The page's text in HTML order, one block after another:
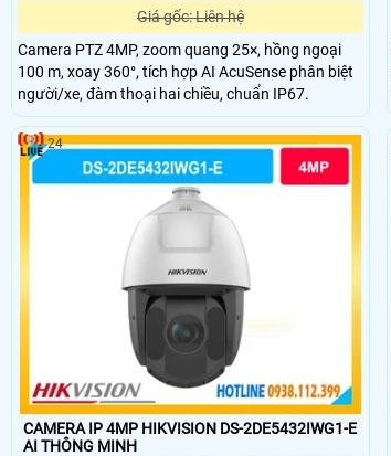
Giá gốc: Liên hệ
Camera PTZ 4MP, zoom quang 25×, hồng ngoại
100 m, xoay 360°, tích hợp AI AcuSense phân biệt
người/xe, đàm thoại hai chiều, chuẩn IP67.
CAMERA IP 4MP HIKVISION DS-2DE5432IWG1-E
AI THÔNG MINH
24